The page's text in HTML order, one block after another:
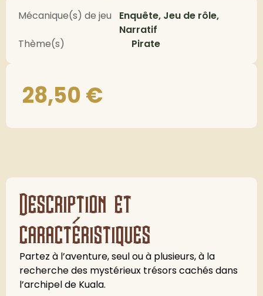
Mécanique(s) de jeu
Enquête, Jeu de rôle,
Narratif
Thème(s)
Pirate
28,50€
Description et
caractéristiques
Partez à l’aventure, seul ou à plusieurs, à la
recherche des mystérieux trésors cachés dans
l’archipel de Kuala.